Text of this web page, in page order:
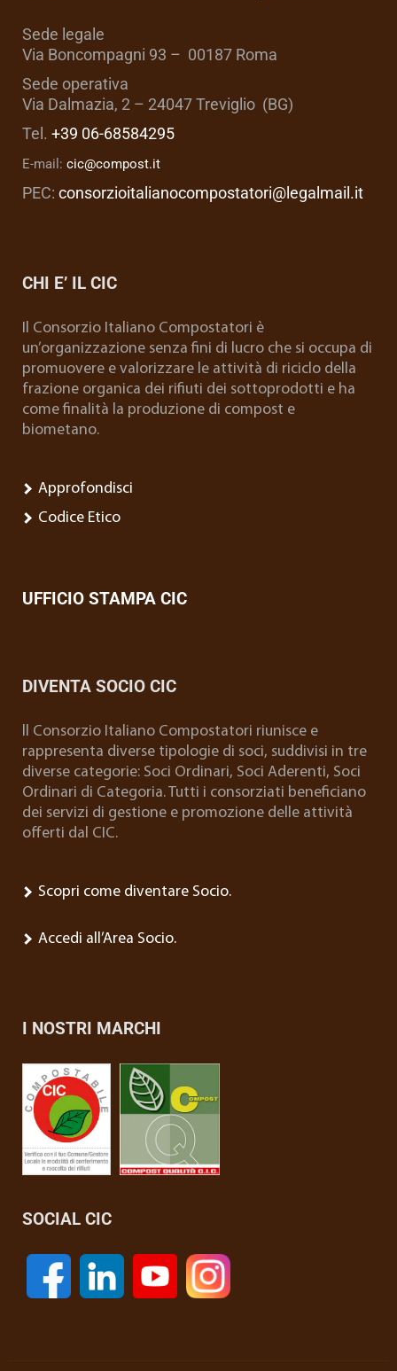
Sede legale
Via Boncompagni 93 – 00187 Roma
Sede operativa
Via Dalmazia, 2 – 24047 Treviglio (BG)
Tel. +39 06-68584295
E-mail: cic@compost.it
PEC: consorzioitalianocompostatori@legalmail.it
CHI E’ IL CIC
Il Consorzio Italiano Compostatori è
un’organizzazione senza fini di lucro che si occupa di
promuovere e valorizzare le attività di riciclo della
frazione organica dei rifiuti dei sottoprodotti e ha
come finalità la produzione di compost e
biometano.
Approfondisci
Codice Etico
UFFICIO STAMPA CIC
DIVENTA SOCIO CIC
ll Consorzio Italiano Compostatori riunisce e
rappresenta diverse tipologie di soci, suddivisi in tre
diverse categorie: Soci Ordinari, Soci Aderenti, Soci
Ordinari di Categoria. Tutti i consorziati beneficiano
dei servizi di gestione e promozione delle attività
offerti dal CIC.
Scopri come diventare Socio.
Accedi all’Area Socio.
I NOSTRI MARCHI
SOCIAL CIC